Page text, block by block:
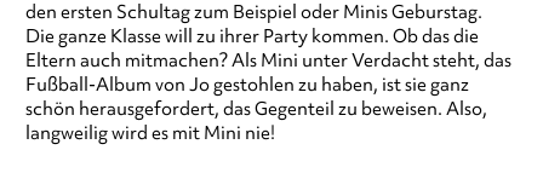
den ersten Schultag zum Beispiel oder Minis Geburstag.
Die ganze Klasse will zu ihrer Party kommen. Ob das die
Eltern auch mitmachen? Als Mini unter Verdacht steht, das
Fußball-Album von Jo gestohlen zu haben, ist sie ganz
schön herausgefordert, das Gegenteil zu beweisen. Also,
langweilig wird es mit Mini nie!